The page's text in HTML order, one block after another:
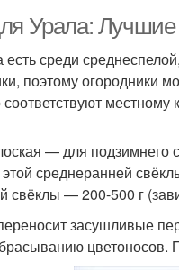
Урала: Лучшие
есть среди
поэтому огородники
— для подзимнего
среднеранней
свёклы — 200-500 г
засушливые
цветоносов.